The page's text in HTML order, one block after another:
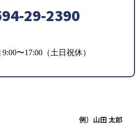
29-2390
〜17:00（土日祝休）
例）山田 太郎